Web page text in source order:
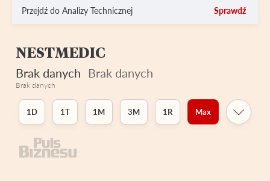
Przejdź do Analizy Technicznej Sprawdź
NESTMEDIC
Brak danych Brak danych
Brak danych
1D 1T 1M 3M 1R Max